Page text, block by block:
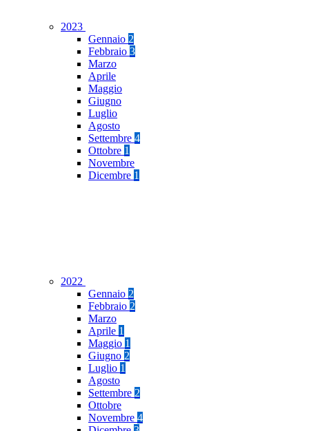
2023
Gennaio 2
Febbraio 3
Marzo
Aprile
Maggio
Giugno
Luglio
Agosto
Settembre 4
Ottobre 1
Novembre
Dicembre 1
2022
Gennaio 2
Febbraio 2
Marzo
Aprile 1
Maggio 1
Giugno 2
Luglio 1
Agosto
Settembre 2
Ottobre
Novembre 4